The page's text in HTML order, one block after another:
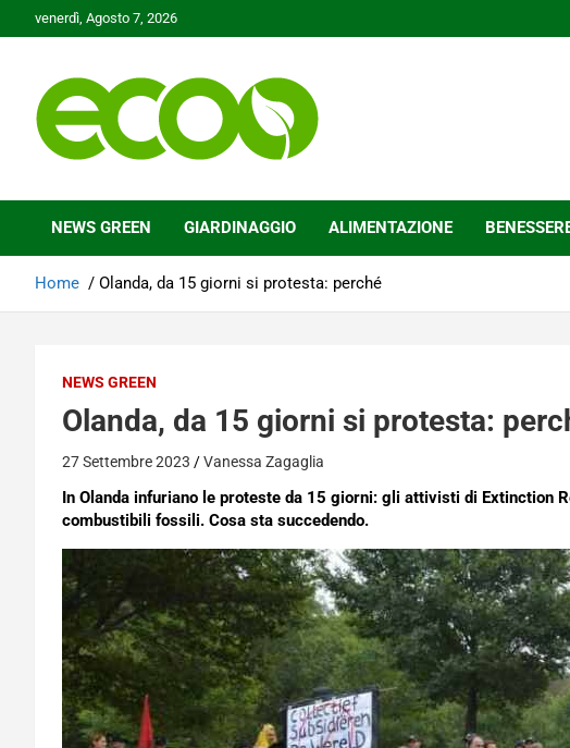
to
venerdì, Agosto 7, 2026
Ecoo.it
NEWS GREEN GIARDINAGGIO ALIMENTAZIONE
Home Olanda, da 15 giorni si protesta: perché
NEWS GREEN
Olanda, da 15 giorni si protesta:
27 Settembre 2023 Vanessa Zagaglia
In Olanda infuriano le proteste da 15 giorni: gli attivisti di Extinction
combustibili fossili. Cosa sta succedendo.